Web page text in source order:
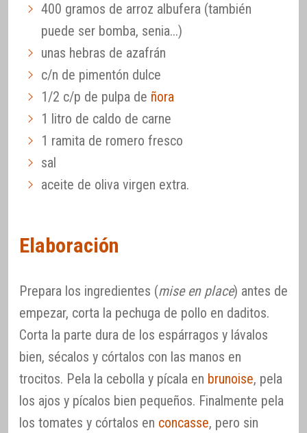
400 gramos de arroz albufera (también
puede ser bomba, senia...)
unas hebras de azafrán
c/n de pimentón dulce
1/2 c/p de pulpa de ñora
1 litro de caldo de carne
1 ramita de romero fresco
sal
aceite de oliva virgen extra.
Elaboración
Prepara los ingredientes (mise en place) antes de
empezar, corta la pechuga de pollo en daditos.
Corta la parte dura de los espárragos y lávalos
bien, sécalos y córtalos con las manos en
trocitos. Pela la cebolla y pícala en brunoise, pela
los ajos y pícalos bien pequeños. Finalmente pela
los tomates y córtalos en concasse, pero sin